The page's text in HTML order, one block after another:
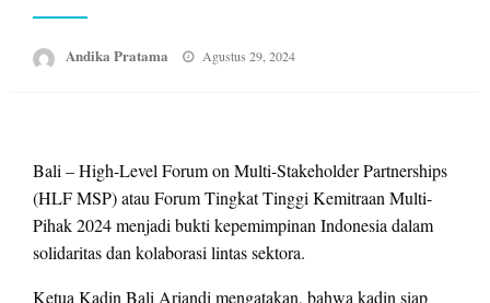
Andika Pratama
Posted
Agustus 29, 2024
Bali – High-Level Forum on Multi-Stakeholder Partnerships
(HLF MSP) atau Forum Tingkat Tinggi Kemitraan Multi-
Pihak 2024 menjadi bukti kepemimpinan Indonesia dalam
solidaritas dan kolaborasi lintas sektora.
Ketua Kadin Bali Ariandi mengatakan, bahwa kadin siap